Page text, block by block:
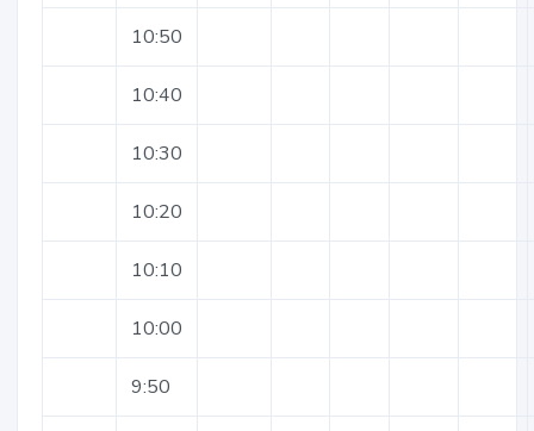
10:50
10:40
10:30
10:20
10:10
10:00
9:50